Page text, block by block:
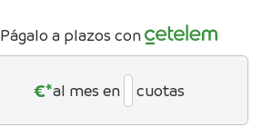
Págalo a plazos con
€*al mes en cuotas